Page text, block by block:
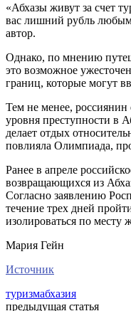
«Абхазы живут за счет
вас лишний рубль
автор.
Однако, по мнению
это возможное
границ, которые могут
Тем не менее, россиянин
уровня преступности в
делает отдых
повлияла Олимпиада,
Ранее в апреле
возвращающихся из
Согласно заявлению
течение трех дней
изолироваться по месту
Мария Гейн
Источник
туризмабхазия
предыдущая статья